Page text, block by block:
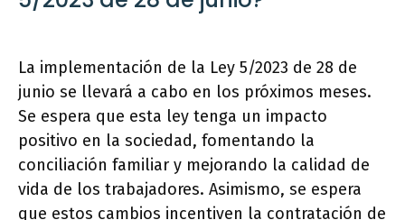
La implementación de la Ley 5/2023 de 28 de
junio se llevará a cabo en los próximos meses.
Se espera que esta ley tenga un impacto
positivo en la sociedad, fomentando la
conciliación familiar y mejorando la calidad de
vida de los trabajadores. Asimismo, se espera
que estos cambios incentiven la contratación de